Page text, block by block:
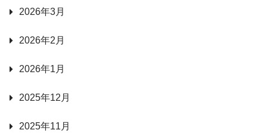
2026年3月
2026年2月
2026年1月
2025年12月
2025年11月